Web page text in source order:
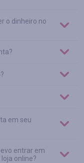
o dinheiro no
em seu
entrar em
online?